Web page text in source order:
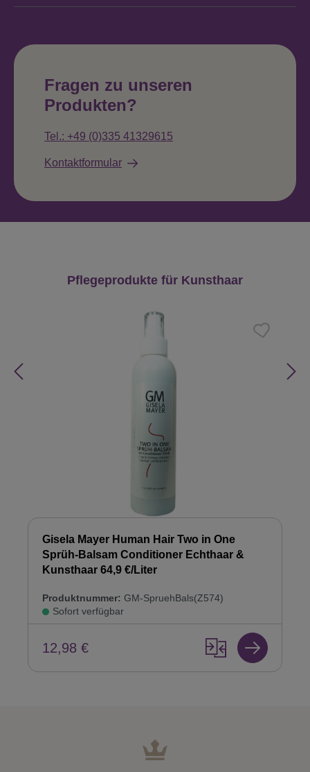
Fragen zu unseren
Produkten?
Tel.: +49 (0)335 41329615
Kontaktformular
Produktgalerie überspringen
Pflegeprodukte für Kunsthaar
Gisela Mayer Human Hair Two in One
Sprüh-Balsam Conditioner Echthaar &
Kunsthaar 64,9 €/Liter
Produktnummer: GM-SpruehBals(Z574)
Sofort verfügbar
12,98 €